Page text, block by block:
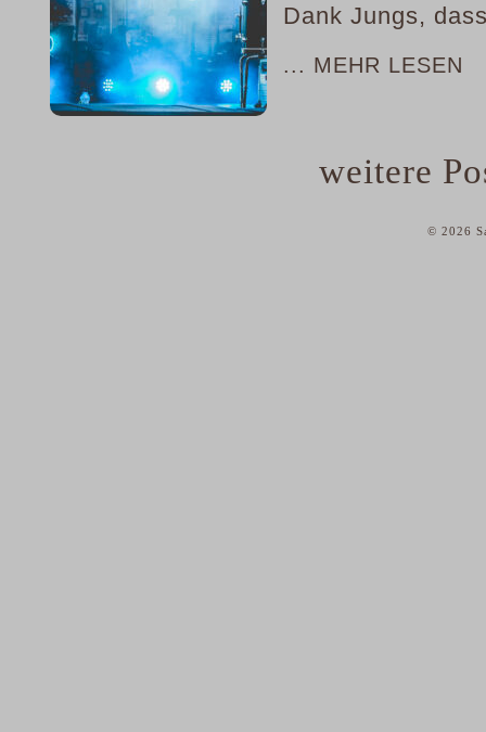
Dank Jungs,
... MEHR LESEN
weitere
© 2026